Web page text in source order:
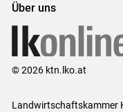
Über uns
© 2026 ktn.lko.at
Landwirtschaftskammer